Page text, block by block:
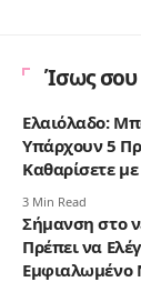
Ίσως
Ελαιόλαδο:
Υπάρχουν 5
Καθαρίσετε
3 Min Read
Σήμανση στο
Πρέπει να
Εμφιαλωμένο